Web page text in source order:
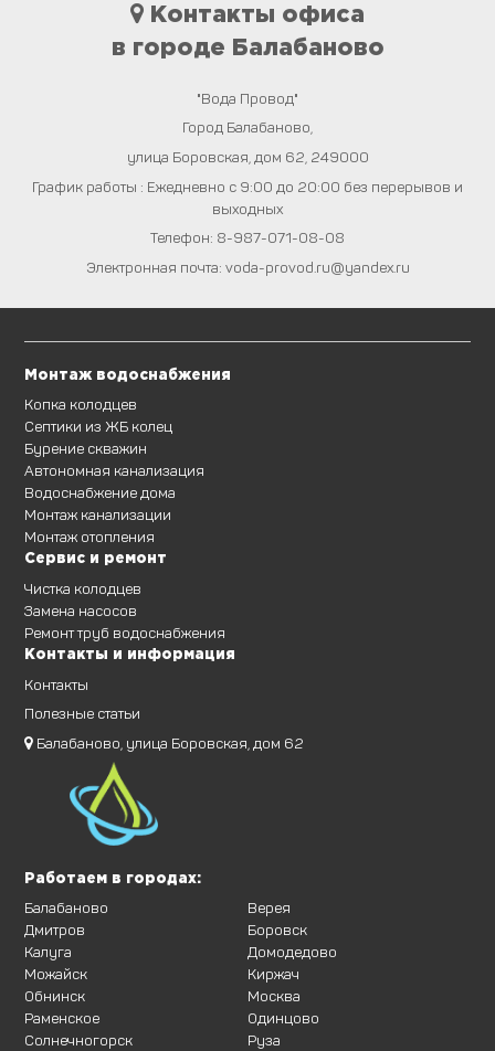
Контакты офиса
в городе Балабаново
"Вода Провод"
Город Балабаново,
улица Боровская, дом 62 249000
График работы : Ежедневно с 9:00 до 20:00 без перерывов и
выходных
Телефон: 8-987-071-08-08
Электронная почта: voda-provod.ru@yandex.ru
Монтаж водоснабжения
Копка колодцев
Септики из ЖБ колец
Бурение скважин
Автономная канализация
Водоснабжение дома
Монтаж канализации
Монтаж отопления
Сервис и ремонт
Чистка колодцев
Замена насосов
Ремонт труб водоснабжения
Контакты и информация
Контакты
Полезные статьи
Балабаново, улица Боровская, дом 62
Работаем в городах:
Балабаново
Дмитров
Калуга
Можайск
Обнинск
Раменское
Солнечногорск
Верея
Боровск
Домодедово
Киржач
Москва
Одинцово
Руза